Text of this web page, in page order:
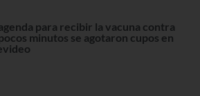
para recibir la vacuna contra
minutos se agotaron cupos en